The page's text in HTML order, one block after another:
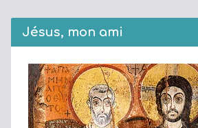
Jésus, mon ami